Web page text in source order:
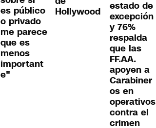
es público
o privado
me parece
que es
menos
important
e"
Hollywood
estado de
excepción
y 76%
respalda
que las
FF.AA.
apoyen a
Carabiner
os en
operativos
contra el
crimen